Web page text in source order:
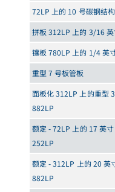
72LP 上的 10 号碳钢结
拼板 312LP 上的 3/16
镶板 780LP 上的 1/4 英
重型 7 号板管板
面板化 312LP 上的重型
882LP
额定 - 72LP 上的 17 英
252LP
额定 - 312LP 上的 20 英
882LP